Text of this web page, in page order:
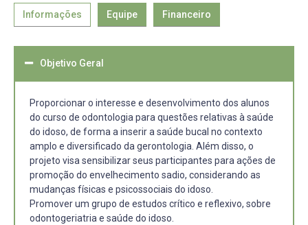
Informações Equipe Financeiro
Objetivo Geral
Proporcionar o interesse e desenvolvimento dos alunos
do curso de odontologia para questões relativas à saúde
do idoso, de forma a inserir a saúde bucal no contexto
amplo e diversificado da gerontologia. Além disso, o
projeto visa sensibilizar seus participantes para ações de
promoção do envelhecimento sadio, considerando as
mudanças físicas e psicossociais do idoso.
Promover um grupo de estudos crítico e reflexivo, sobre
odontogeriatria e saúde do idoso.